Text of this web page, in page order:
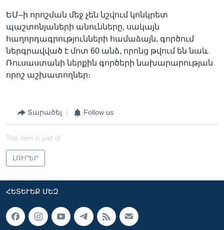
ԵՄ–ի որոշման մեջ չեն նշվում կոնկրետ
պաշտոնյաների անունները, սակայն
հաղորդագրությունների համաձայն, գործում
ներգրավված է մոտ 60 անձ, որոնց թվում են նաև
Ռուսաստանի ներքին գործերի նախարարության
որոշ աշխատողներ։
Տարածել Follow us
This item is part of
ԼՈՒՐԵՐ
ՀԵՏԵՒԵՔ ՄԵԶ